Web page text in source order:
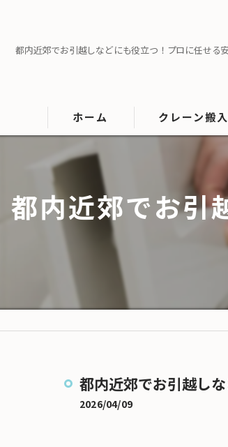
都内近郊でお引越しなどにも役立つ！プロに任せる
ホーム クレーン搬入
マットレス搬
ドラム式洗濯
都内近郊でお引
都内近郊でお引越し
2026/04/09